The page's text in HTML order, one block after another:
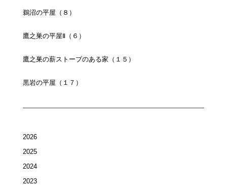
鵜沼の平屋（８）
鷹之巣の平屋Ⅱ（６）
鷹之巣の薪ストーブのある家（１５）
黒岩の平屋（１７）
2026
2025
2024
2023